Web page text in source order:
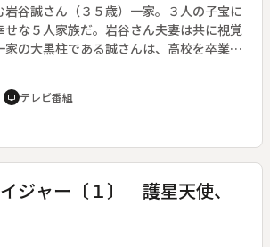
岩谷誠さん（３５歳）一家。３人の子宝に
な５人家族だ。岩谷さん夫妻は共に視覚
家の大黒柱である誠さんは、高校を卒業後
病気と宣告され、去年ほとんど目が見え
抱きながらも、誠さんは経営する針マッサ
員を雇い、さらに店舗の拡充を目指して
育てに励む全盲の妻、両親の手を引き弟
みがちな現代に元気と勇気を与えてくれ
１０年をカメラが追った。
tv テレビ番組
ジャー〔１〕 護星天使、